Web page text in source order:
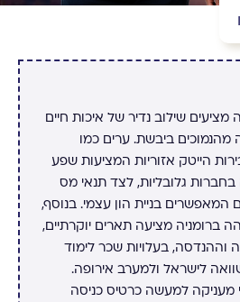
מציעים שילוב נדיר של איכות חיים
מהנמוכים ביבשת. ערים כמו
הייטק אזוריות המציעות שפע
גלובליות, לצד תנאי מס
המאפשרים בניית הון עצמי. בנוסף,
ברומניה מציעה תארים יוקרתיים,
וההנדסה, בעלויות שכר לימוד
לישראל ולמערב אירופה.
מעניקה למעשה כרטיס כניסה